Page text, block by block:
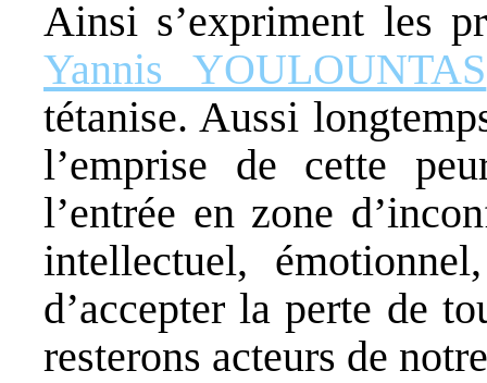
Ainsi s’expriment les
Yannis YOULOUNTAS
tétanise. Aussi
l’emprise de cette
l’entrée en zone
intellectuel,
d’accepter la perte de
resterons acteurs de